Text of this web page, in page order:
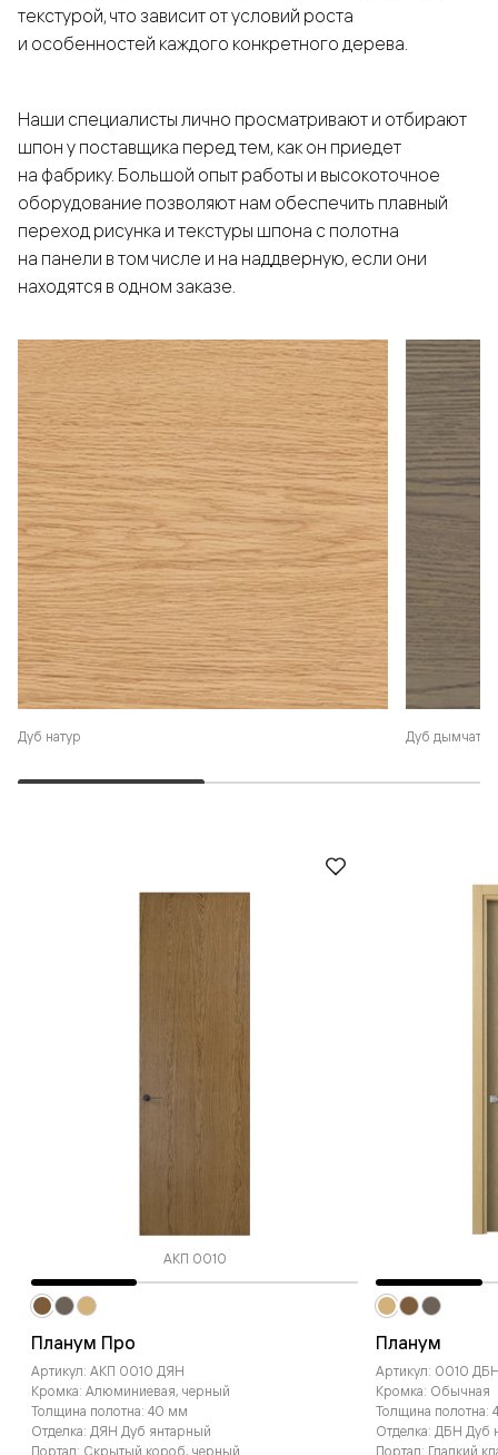
текстурой, что зависит от условий роста
и особенностей каждого конкретного дерева.
Дуб натур Дуб дымчатый
Наши специалисты лично просматривают и отбирают
шпон у поставщика перед тем, как он приедет
на фабрику. Большой опыт работы и высокоточное
оборудование позволяют нам обеспечить плавный
переход рисунка и текстуры шпона с полотна
на панели в том числе и на наддверную, если они
находятся в одном заказе.
АКП 0010
Планум Про
Артикул: АКП 0010 ДЯН
Кромка: Алюминиевая, черный
Толщина полотна: 40 мм
Отделка: ДЯН Дуб янтарный
Портал: Скрытый короб, черный
Планум
Артикул: 0010
Кромка: Обычная
Толщина полотна:
Отделка: ДБН Дуб
Портал: Гладкий